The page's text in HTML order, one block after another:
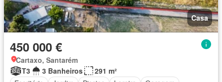
Casa
450 000 €
Cartaxo, Santarém
T3
3 Banheiros
291 m²